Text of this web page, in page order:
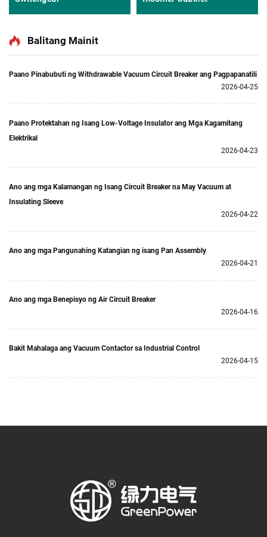
Balitang Mainit
Paano Pinabubuti ng Withdrawable Vacuum Circuit Breaker ang Pagpapanatili
2026-04-25
Paano Protektahan ng Isang Low-Voltage Insulator ang Mga Kagamitang
Elektrikal
2026-04-23
Ano ang mga Kalamangan ng Isang Circuit Breaker na May Vacuum at
Insulating Sleeve
2026-04-22
Ano ang mga Pangunahing Katangian ng isang Pan Assembly
2026-04-21
Ano ang mga Benepisyo ng Air Circuit Breaker
2026-04-16
Bakit Mahalaga ang Vacuum Contactor sa Industrial Control
2026-04-15